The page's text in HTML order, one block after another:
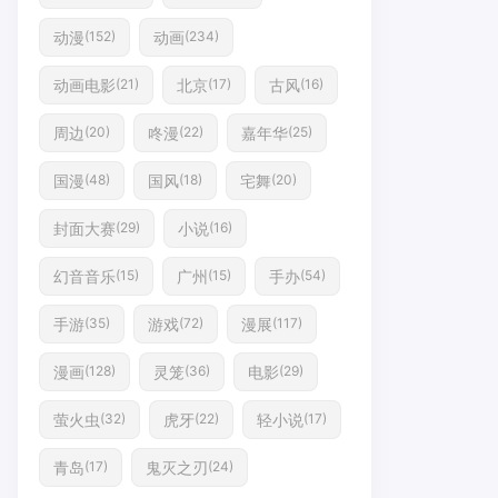
动漫(152) 动画(234)
动画电影(21) 北京(17) 古风(16)
周边 (20) 咚漫(22) 嘉年华(25)
国漫(48) 国风(18) 宅舞(20)
封面大赛(29) 小说(16)
幻音音乐(15) 广州 (15) 手办(54)
手游(35) 游戏(72) 漫展(117)
漫画(128) 灵笼(36) 电影(29)
萤火虫 (32) 虎牙(22) 轻小说(17)
青岛(17) 鬼灭之刃(24)